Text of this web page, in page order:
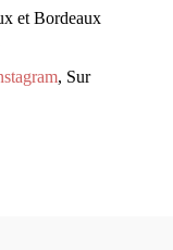
et Bordeaux
, Sur